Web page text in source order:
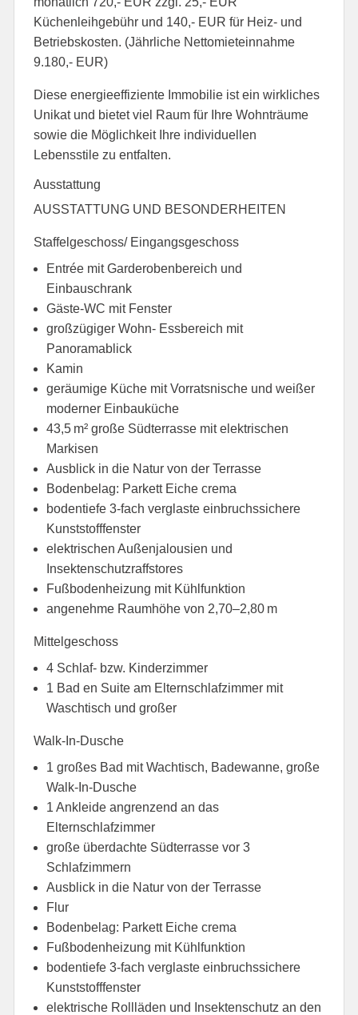
Küchenleihgebühr und 140,- EUR für Heiz- und
Betriebskosten. (Jährliche Nettomieteinnahme
9.180,- EUR)
Diese energieeffiziente Immobilie ist ein wirkliches
Unikat und bietet viel Raum für Ihre Wohnträume
sowie die Möglichkeit Ihre individuellen
Lebensstile zu entfalten.
Ausstattung
AUSSTATTUNG UND BESONDERHEITEN
Staffelgeschoss/ Eingangsgeschoss
Entrée mit Garderobenbereich und
Einbauschrank
Gäste-WC mit Fenster
großzügiger Wohn- Essbereich mit
Panoramablick
Kamin
geräumige Küche mit Vorratsnische und weißer
moderner Einbauküche
43,5 m² große Südterrasse mit elektrischen
Markisen
Ausblick in die Natur von der Terrasse
Bodenbelag: Parkett Eiche crema
bodentiefe 3-fach verglaste einbruchssichere
Kunststofffenster
elektrischen Außenjalousien und
Insektenschutzraffstores
Fußbodenheizung mit Kühlfunktion
angenehme Raumhöhe von 2,70–2,80 m
Mittelgeschoss
4 Schlaf- bzw. Kinderzimmer
1 Bad en Suite am Elternschlafzimmer mit
Waschtisch und großer
Walk-In-Dusche
1 großes Bad mit Wachtisch, Badewanne, große
Walk-In-Dusche
1 Ankleide angrenzend an das
Elternschlafzimmer
große überdachte Südterrasse vor 3
Schlafzimmern
Ausblick in die Natur von der Terrasse
Flur
Bodenbelag: Parkett Eiche crema
Fußbodenheizung mit Kühlfunktion
bodentiefe 3-fach verglaste einbruchssichere
Kunststofffenster
elektrische Rollläden und Insektenschutz an den